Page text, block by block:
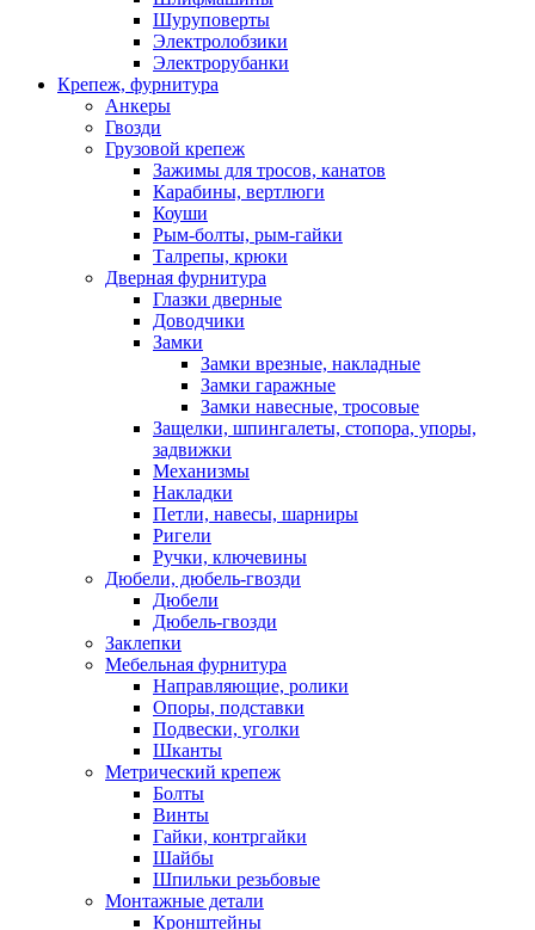
Шуруповерты
Электролобзики
Электрорубанки
Крепеж, фурнитура
Анкеры
Гвозди
Грузовой крепеж
Зажимы для тросов, канатов
Карабины, вертлюги
Коуши
Рым-болты, рым-гайки
Талрепы, крюки
Дверная фурнитура
Глазки дверные
Доводчики
Замки
Замки врезные, накладные
Замки гаражные
Замки навесные, тросовые
Защелки, шпингалеты, стопора, упоры,
задвижки
Механизмы
Накладки
Петли, навесы, шарниры
Ригели
Ручки, ключевины
Дюбели, дюбель-гвозди
Дюбели
Дюбель-гвозди
Заклепки
Мебельная фурнитура
Направляющие, ролики
Опоры, подставки
Подвески, уголки
Шканты
Метрический крепеж
Болты
Винты
Гайки, контргайки
Шайбы
Шпильки резьбовые
Монтажные детали
Кронштейны